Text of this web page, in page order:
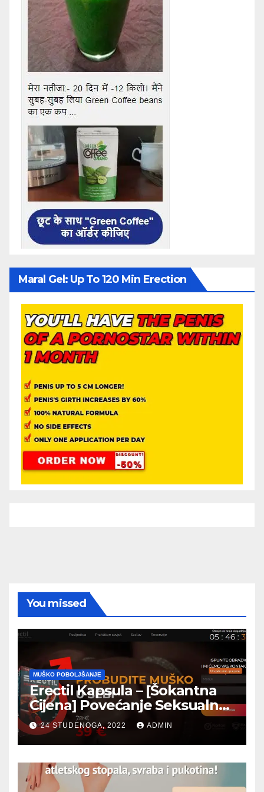
Maral Gel: Up To 120 Min Erection
You missed
MUŠKO POBOLJŠANJE
Erectil Kapsula – [Šokantna
Cijena] Povećanje Seksualne
Moći! Recenzije 2023 (Croatia
)
24 STUDENOGA, 2022 ADMIN